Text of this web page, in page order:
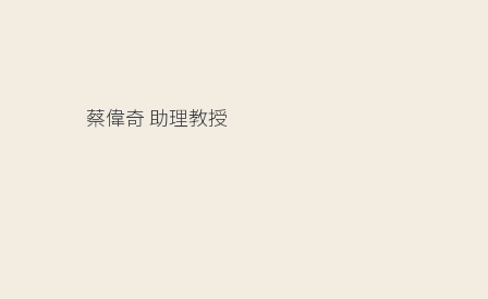
蔡偉奇 助理教授